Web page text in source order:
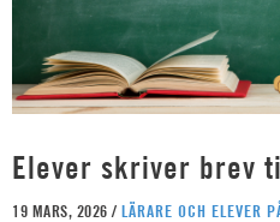
Elever skriver brev
19 MARS, 2026 / LÄRARE OCH ELEVER